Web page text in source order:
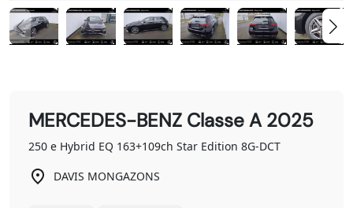
MERCEDES-BENZ Classe A 2025
250 e Hybrid EQ 163+109ch Star Edition 8G-DCT
DAVIS MONGAZONS